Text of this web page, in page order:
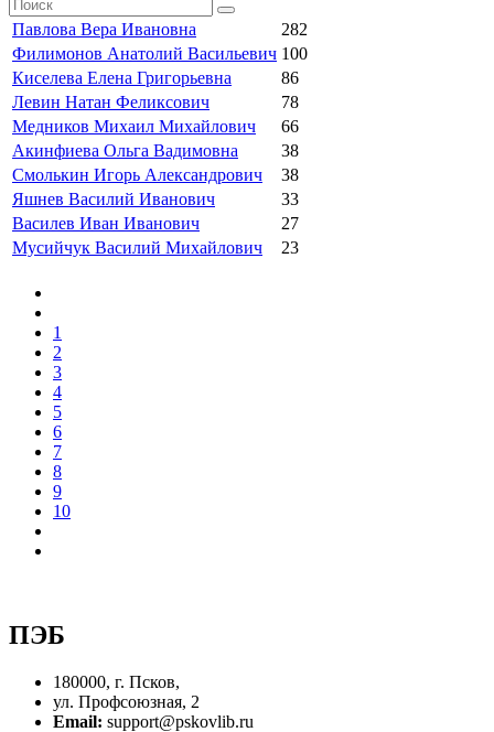
Павлова Вера Ивановна
282
Филимонов Анатолий Васильевич 100
Киселева Елена Григорьевна
86
Левин Натан Феликсович
78
Медников Михаил Михайлович
66
Акинфиева Ольга Вадимовна
38
Смолькин Игорь Александрович
38
Яшнев Василий Иванович
33
Василев Иван Иванович
27
Мусийчук Василий Михайлович
23
1
2
3
4
5
6
7
8
9
10
ПЭБ
180000, г. Псков,
ул. Профсоюзная, 2
Email: support@pskovlib.ru